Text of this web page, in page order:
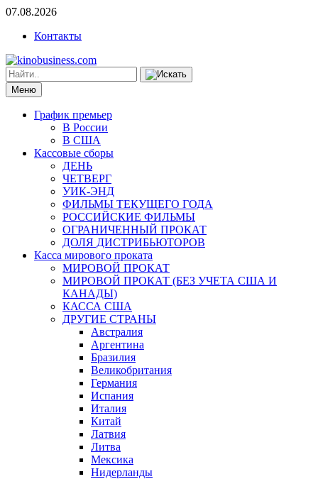
07.08.2026
Контакты
Меню
График премьер
В России
В США
Кассовые сборы
ДЕНЬ
ЧЕТВЕРГ
УИК-ЭНД
ФИЛЬМЫ ТЕКУЩЕГО ГОДА
РОССИЙСКИЕ ФИЛЬМЫ
ОГРАНИЧЕННЫЙ ПРОКАТ
ДОЛЯ ДИСТРИБЬЮТОРОВ
Касса мирового проката
МИРОВОЙ ПРОКАТ
МИРОВОЙ ПРОКАТ (БЕЗ УЧЕТА США И
КАНАДЫ)
КАССА США
ДРУГИЕ СТРАНЫ
Австралия
Аргентина
Бразилия
Великобритания
Германия
Испания
Италия
Китай
Латвия
Литва
Мексика
Нидерланды